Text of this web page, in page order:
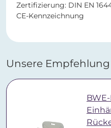
Zertifizierung: DIN EN
CE-Kennzeichnung
Unsere Empfehlung